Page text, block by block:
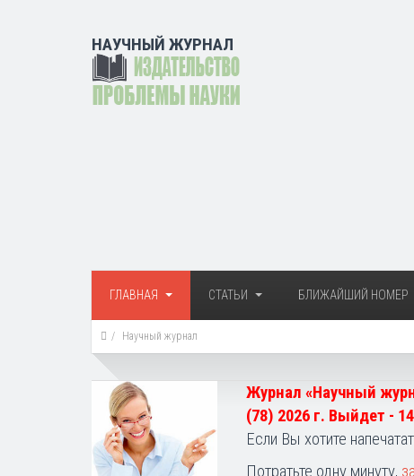
НАУЧНЫЙ ЖУРНАЛ
ГЛАВНАЯ СТАТЬИ БЛИЖАЙШИЙ НОМЕР
Научный журнал
Журнал «Научный
(78) 2026 г. Выйдет -
Если Вы хотите
Потратьте одну минуту,